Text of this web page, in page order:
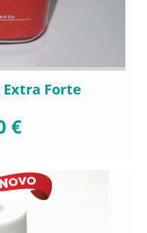
Extra Forte
€